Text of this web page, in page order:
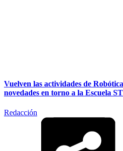
Vuelven las actividades de
novedades en torno a la Escuela
Redacción